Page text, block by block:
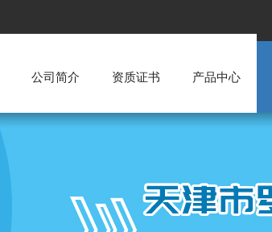
公司简介 资质证书 产品中心